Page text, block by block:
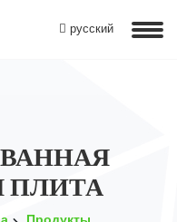
русский
ПЛИТА